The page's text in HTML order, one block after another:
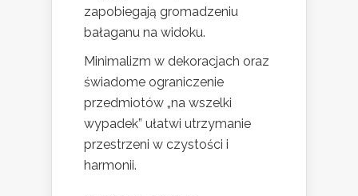
zapobiegają gromadzeniu
bałaganu na widoku.
Minimalizm w dekoracjach oraz
świadome ograniczenie
przedmiotów „na wszelki
wypadek” ułatwi utrzymanie
przestrzeni w czystości i
harmonii.